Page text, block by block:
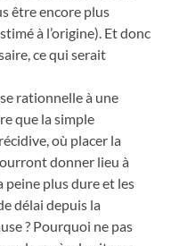
être encore plus
à l’origine). Et donc
ce qui serait
rationnelle à une
que la simple
où placer la
donner lieu à
plus dure et les
délai depuis la
? Pourquoi ne pas